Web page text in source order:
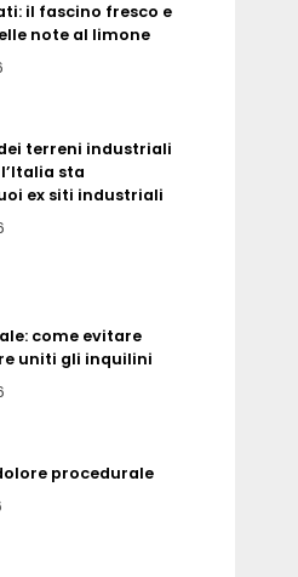
il fascino fresco e
note al limone
terreni industriali
sta
ex siti industriali
come evitare
uniti gli inquilini
procedurale